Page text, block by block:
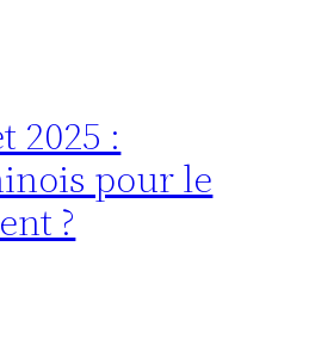
2025 :
pour le
?